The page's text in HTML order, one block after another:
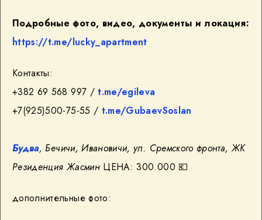
Подробные фото, видео, документы и локация:
https://t.me/lucky_apartment
Контакты:
+382 69 568 997 /t.me/egileva
+7(925)500-75-55 / t.me/GubaevSoslan
Будва, Бечичи, Ивановичи, ул. Сремского фронта, ЖК
Резиденция Жасмин ЦЕНА: 300.000 💶
дополнительные фото: